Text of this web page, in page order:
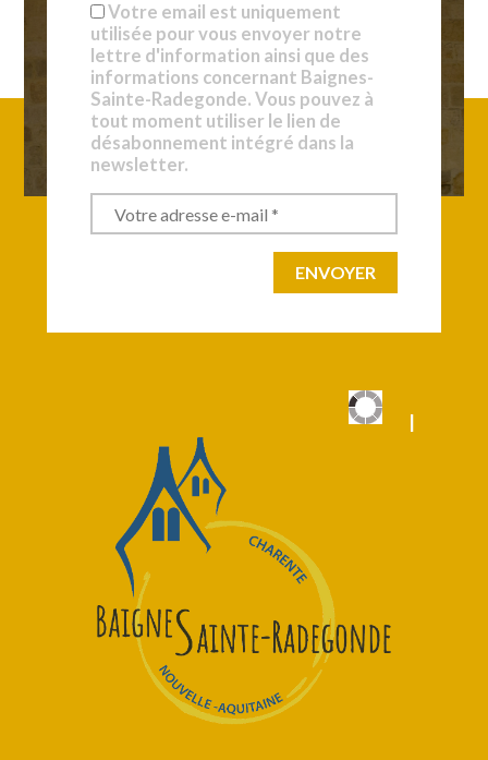
Votre email est uniquement
utilisée pour vous envoyer notre
lettre d'information ainsi que des
informations concernant Baignes-
Sainte-Radegonde. Vous pouvez à
tout moment utiliser le lien de
désabonnement intégré dans la
newsletter.
|